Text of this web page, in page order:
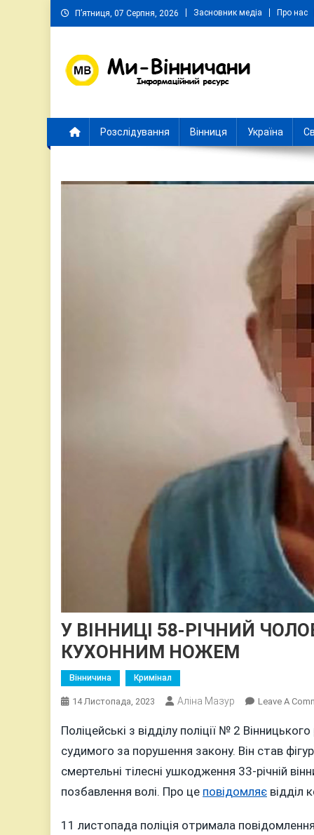
Skip
to
П’ятниця, 07 Серпня, 2026 Засновник медіа Про нас
Розслідування Вінниця Україна
У ВІННИЦІ 58-РІЧНИЙ
КУХОННИМ НОЖЕМ
Вінничина Кримінал
14 Листопада, 2023 Аліна Мазур Leave A
Поліцейські з відділу поліції № 2
судимого за порушення закону. Він став
смертельні тілесні ушкодження 33-річній
позбавлення волі. Про це повідомляє відділ
11 листопада поліція отримала